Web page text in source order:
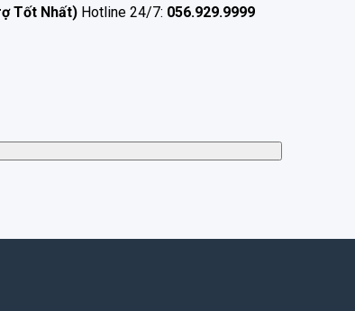
Tốt Nhất) Hotline 24/7: 056.929.9999